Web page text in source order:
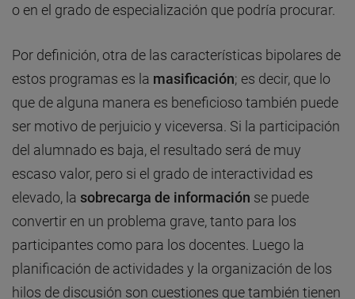
o en el grado de especialización que podría procurar.
Por definición, otra de las características bipolares de
estos programas es la masificación; es decir, que lo
que de alguna manera es beneficioso también puede
ser motivo de perjuicio y viceversa. Si la participación
del alumnado es baja, el resultado será de muy
escaso valor, pero si el grado de interactividad es
elevado, la sobrecarga de información se puede
convertir en un problema grave, tanto para los
participantes como para los docentes. Luego la
planificación de actividades y la organización de los
hilos de discusión son cuestiones que también tienen